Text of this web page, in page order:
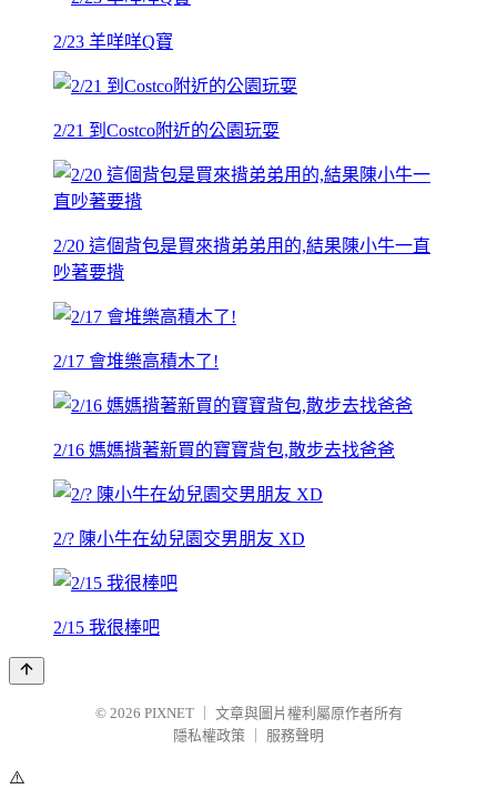
2/23 羊咩咩Q寶
2/21 到Costco附近的公園玩耍
2/20 這個背包是買來揹弟弟用的,結果陳小牛一直
吵著要揹
2/17 會堆樂高積木了!
2/16 媽媽揹著新買的寶寶背包,散步去找爸爸
2/? 陳小牛在幼兒園交男朋友 XD
2/15 我很棒吧
© 2026 PIXNET
文章與圖片權利屬原作者所有
隱私權政策
服務聲明
⚠️